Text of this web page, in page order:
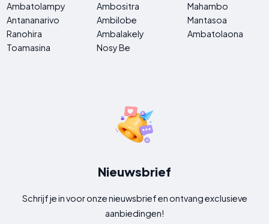
Ambatolampy
Ambositra
Mahambo
Antananarivo
Ambilobe
Mantasoa
Ranohira
Ambalakely
Ambatolaona
Toamasina
Nosy Be
Nieuwsbrief
Schrijf je in voor onze nieuwsbrief en ontvang exclusieve
aanbiedingen!